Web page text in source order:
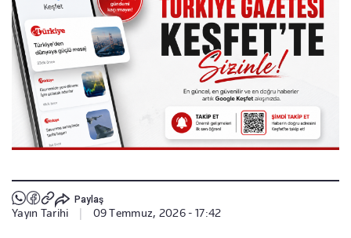
Paylaş
Yayın Tarihi 09 Temmuz, 2026 - 17:42